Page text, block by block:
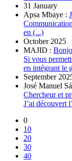
31 January
Apsa Mbaye :
en (...)
October 2025
MAJID :
Si vous
en intégrant le
September
José Manuel
Chercheur et
J’ai découvert
0
10
20
30
40